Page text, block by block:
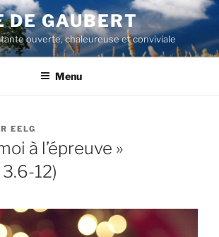
DE GAUBERT
ouverte, chaleureuse et conviviale
Menu
EELG
à l’épreuve »
12)